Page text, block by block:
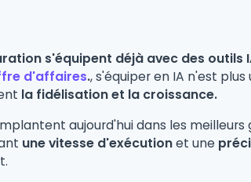
s'équipent déjà avec des outils
d'affaires., s'équiper en IA n'est
la fidélisation et la croissance.
aujourd'hui dans les
une vitesse d'exécutionet une